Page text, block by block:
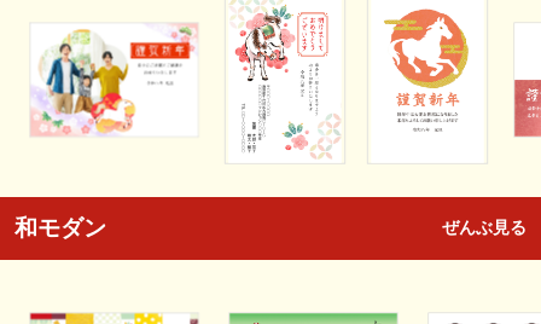
和モダン ぜんぶ見る